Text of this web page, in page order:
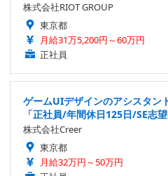
株式会社RIOT GROUP
東京都
月給31万5,200円～60万円
正社員
ゲームUIデザインのアシスタン
「正社員/年間休日125日/SE志
株式会社Creer
東京都
月給32万円～50万円